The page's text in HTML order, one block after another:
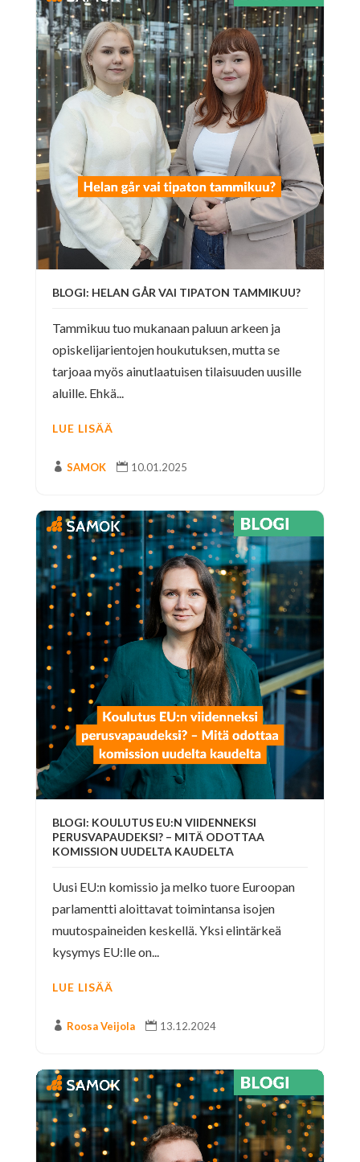
BLOGI: HELAN GÅR VAI TIPATON TAMMIKUU?
Tammikuu tuo mukanaan paluun arkeen ja
opiskelijarientojen houkutuksen, mutta se
tarjoaa myös ainutlaatuisen tilaisuuden uusille
aluille. Ehkä...
LUE LISÄÄ
 SAMOK  10.01.2025
BLOGI: KOULUTUS EU:N VIIDENNEKSI
PERUSVAPAUDEKSI? – MITÄ ODOTTAA
KOMISSION UUDELTA KAUDELTA
Uusi EU:n komissio ja melko tuore Euroopan
parlamentti aloittavat toimintansa isojen
muutospaineiden keskellä. Yksi elintärkeä
kysymys EU:lle on...
LUE LISÄÄ
 Roosa Veijola  13.12.2024